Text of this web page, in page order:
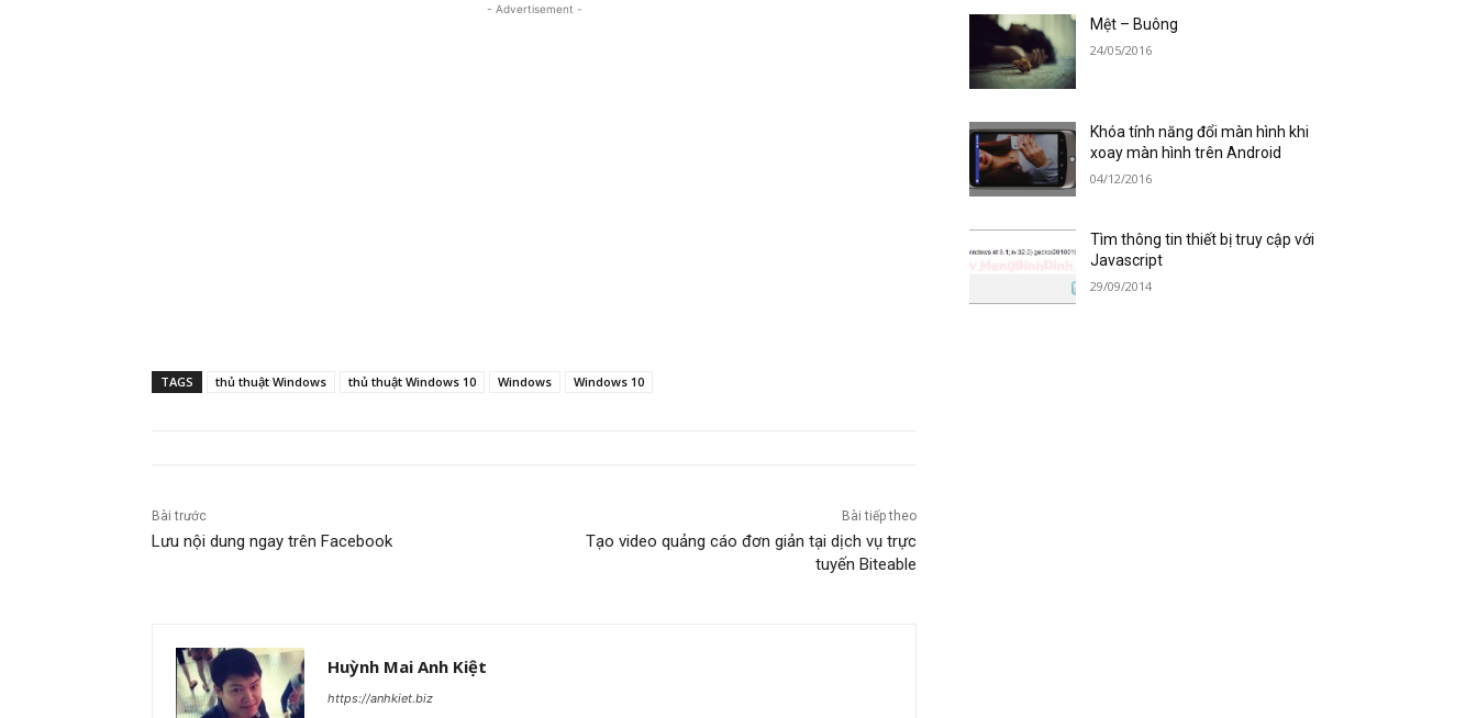
- Advertisement -
TAGS thủ thuật Windows thủ thuật Windows 10 Windows Windows 10
Bài trước
Lưu nội dung ngay trên Facebook
Bài tiếp theo
Tạo video quảng cáo đơn giản tại dịch vụ trực
tuyến Biteable
Huỳnh Mai Anh Kiệt
https://anhkiet.biz
Mệt – Buông
24/05/2016
Khóa tính năng đổi màn hình khi
xoay màn hình trên Android
04/12/2016
Tìm thông tin thiết bị truy cập với
Javascript
29/09/2014